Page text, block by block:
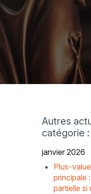
Autres
catégorie
janvier 2026
Plus-
principale
partielle si